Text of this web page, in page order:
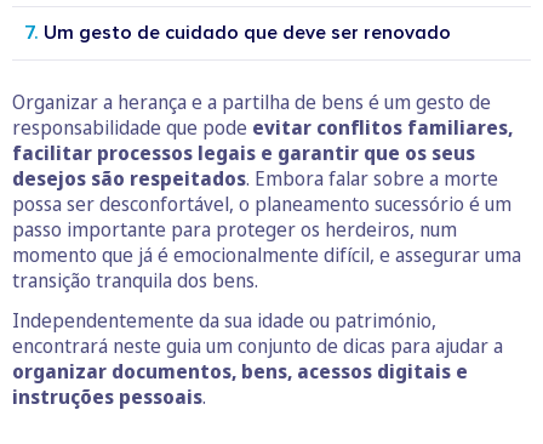
Um gesto de cuidado que deve ser renovado
Organizar a herança e a partilha de bens é um gesto de
responsabilidade que pode evitar conflitos familiares,
facilitar processos legais e garantir que os seus
desejos são respeitados. Embora falar sobre a morte
possa ser desconfortável, o planeamento sucessório é um
passo importante para proteger os herdeiros, num
momento que já é emocionalmente difícil, e assegurar uma
transição tranquila dos bens.
Independentemente da sua idade ou património,
encontrará neste guia um conjunto de dicas para ajudar a
organizar documentos, bens, acessos digitais e
instruções pessoais.